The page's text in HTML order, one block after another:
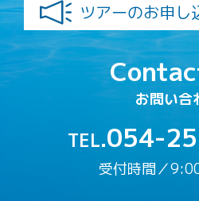
ツアーのお申し
お問い合
TEL.054-
受付時間／